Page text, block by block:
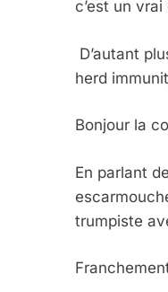
c’est un
D’autant
herd
Bonjour la
En parlant
trumpiste